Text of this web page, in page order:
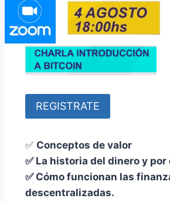
REGISTRATE
✅ Conceptos de valor
✅ La historia del dinero y
✅ Cómo funcionan las
descentralizadas.